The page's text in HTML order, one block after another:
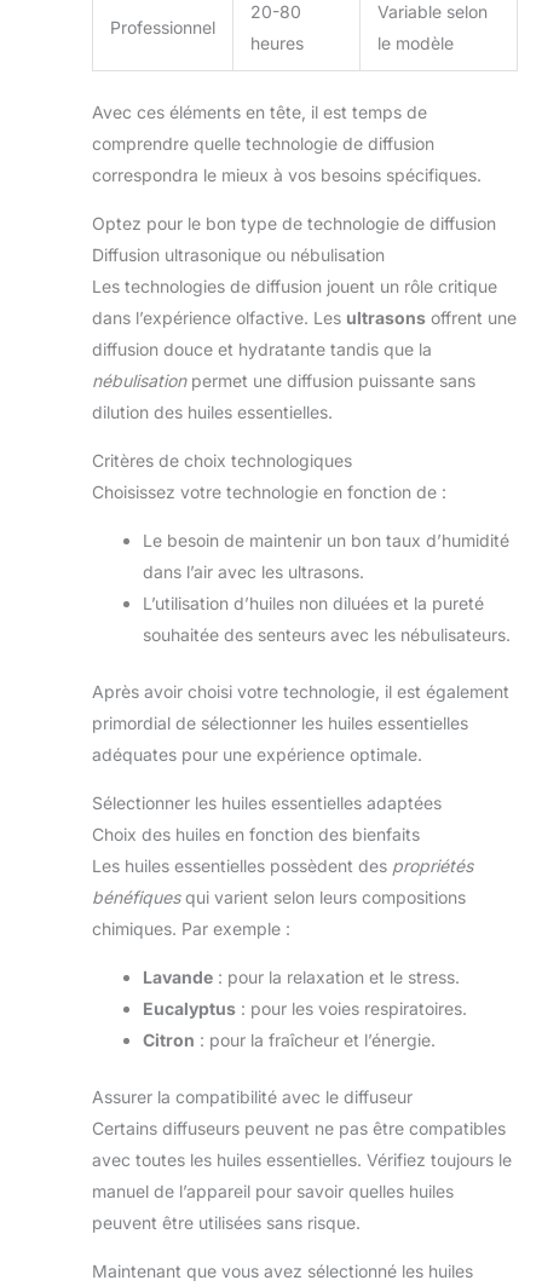
Professionnel
20-80
heures
Variable selon
le modèle
Avec ces éléments en tête, il est temps de
comprendre quelle technologie de diffusion
correspondra le mieux à vos besoins spécifiques.
Optez pour le bon type de technologie de diffusion
Diffusion ultrasonique ou nébulisation
Les technologies de diffusion jouent un rôle critique
dans l’expérience olfactive. Les ultrasons offrent une
diffusion douce et hydratante tandis que la
nébulisationpermet une diffusion puissante sans
dilution des huiles essentielles.
Critères de choix technologiques
Choisissez votre technologie en fonction de :
Le besoin de maintenir un bon taux d’humidité
dans l’air avec les ultrasons.
L’utilisation d’huiles non diluées et la pureté
souhaitée des senteurs avec les nébulisateurs.
Après avoir choisi votre technologie, il est également
primordial de sélectionner les huiles essentielles
adéquates pour une expérience optimale.
Sélectionner les huiles essentielles adaptées
Choix des huiles en fonction des bienfaits
Les huiles essentielles possèdent des propriétés
bénéfiquesqui varient selon leurs compositions
chimiques. Par exemple :
Lavande : pour la relaxation et le stress.
Eucalyptus : pour les voies respiratoires.
Citron : pour la fraîcheur et l’énergie.
Assurer la compatibilité avec le diffuseur
Certains diffuseurs peuvent ne pas être compatibles
avec toutes les huiles essentielles. Vérifiez toujours le
manuel de l’appareil pour savoir quelles huiles
peuvent être utilisées sans risque.
Maintenant que vous avez sélectionné les huiles